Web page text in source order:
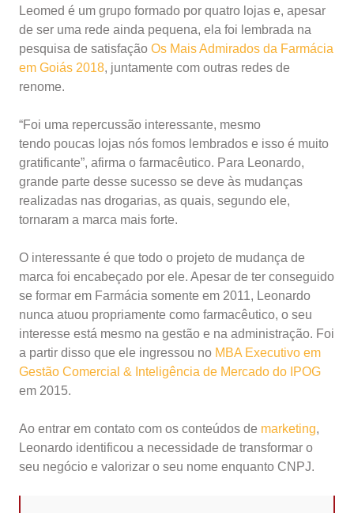
Leomed é um grupo formado por quatro lojas e, apesar
de ser uma rede ainda pequena, ela foi lembrada na
pesquisa de satisfação Os Mais Admirados da Farmácia
em Goiás 2018, juntamente com outras redes de
renome.
“Foi uma repercussão interessante, mesmo
tendo poucas lojas nós fomos lembrados e isso é muito
gratificante”, afirma o farmacêutico. Para Leonardo,
grande parte desse sucesso se deve às mudanças
realizadas nas drogarias, as quais, segundo ele,
tornaram a marca mais forte.
O interessante é que todo o projeto de mudança de
marca foi encabeçado por ele. Apesar de ter conseguido
se formar em Farmácia somente em 2011, Leonardo
nunca atuou propriamente como farmacêutico, o seu
interesse está mesmo na gestão e na administração. Foi
a partir disso que ele ingressou no MBA Executivo em
Gestão Comercial & Inteligência de Mercado do IPOG
em 2015.
Ao entrar em contato com os conteúdos de marketing,
Leonardo identificou a necessidade de transformar o
seu negócio e valorizar o seu nome enquanto CNPJ.